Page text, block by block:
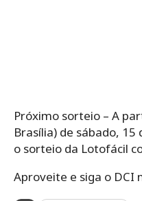
Próximo sorteio – A
Brasília) de sábado,
o sorteio da Lotofácil
Aproveite e siga o DCI